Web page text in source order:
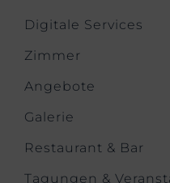
Digitale Services
Zimmer
Angebote
Galerie
Restaurant & Bar
Tagungen &